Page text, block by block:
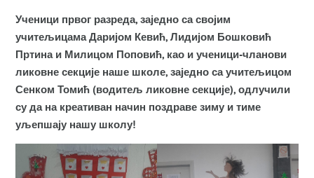
Ученици првог разреда, заједно са својим
учитељицама Даријом Кевић, Лидијом Бошковић
Пртина и Милицом Поповић, као и ученици-чланови
ликовне секције наше школе, заједно са учитељицом
Сенком Томић (водитељ ликовне секције), одлучили
су да на креативан начин поздраве зиму и тиме
уљепшају нашу школу!